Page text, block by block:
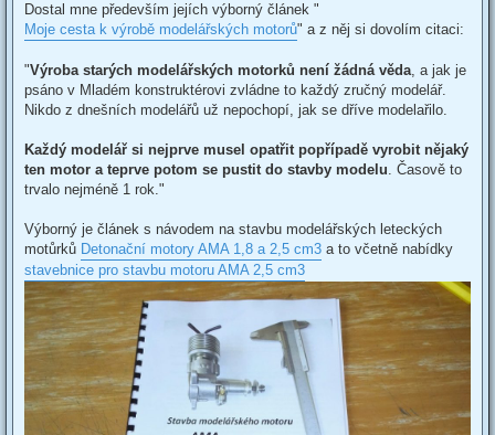
Dostal mne především jejích výborný článek "
Moje cesta k výrobě modelářských motorů" a z něj si dovolím citaci:
"Výroba starých modelářských motorků není žádná věda, a jak je
psáno v Mladém konstruktérovi zvládne to každý zručný modelář.
Nikdo z dnešních modelářů už nepochopí, jak se dříve modelařilo.
Každý modelář si nejprve musel opatřit popřípadě vyrobit nějaký
ten motor a teprve potom se pustit do stavby modelu. Časově to
trvalo nejméně 1 rok."
Výborný je článek s návodem na stavbu modelářských leteckých
motůrků Detonační motory AMA 1,8 a 2,5 cm3 a to včetně nabídky
stavebnice pro stavbu motoru AMA 2,5 cm3